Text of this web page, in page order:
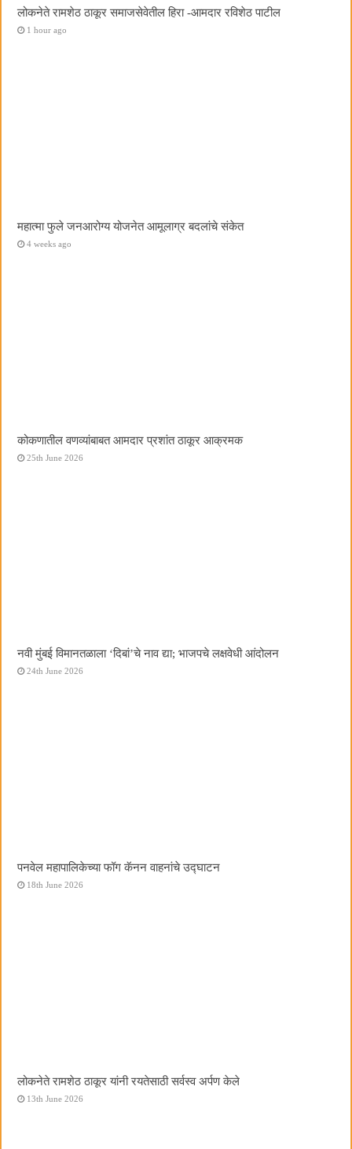
लोकनेते रामशेठ ठाकूर समाजसेवेतील हिरा -आमदार रविशेठ पाटील
1 hour ago
महात्मा फुले जनआरोग्य योजनेत आमूलाग्र बदलांचे संकेत
4 weeks ago
कोकणातील वणव्यांबाबत आमदार प्रशांत ठाकूर आक्रमक
25th June 2026
नवी मुंबई विमानतळाला ‌‘दिबां‌’चे नाव द्या; भाजपचे लक्षवेधी आंदोलन
24th June 2026
पनवेल महापालिकेच्या फॉग कॅनन वाहनांचे उद्घाटन
18th June 2026
लोकनेते रामशेठ ठाकूर यांनी रयतेसाठी सर्वस्व अर्पण केले
13th June 2026